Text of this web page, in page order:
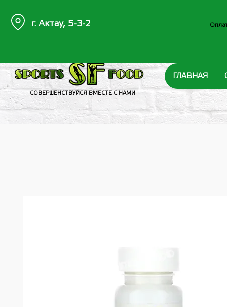
СОВЕРШЕНСТВУЙСЯ ВМЕСТЕ С НАМИ
ГЛАВНАЯ
г. Актау, 5-3-2